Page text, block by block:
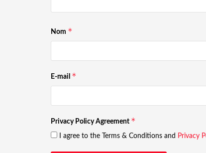
Nom *
E-mail *
Privacy Policy Agreement *
I agree to the Terms & Conditions and Privacy